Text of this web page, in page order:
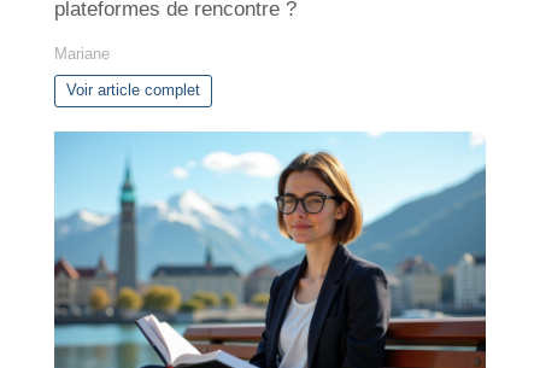
plateformes de rencontre ?
Mariane
Voir article complet